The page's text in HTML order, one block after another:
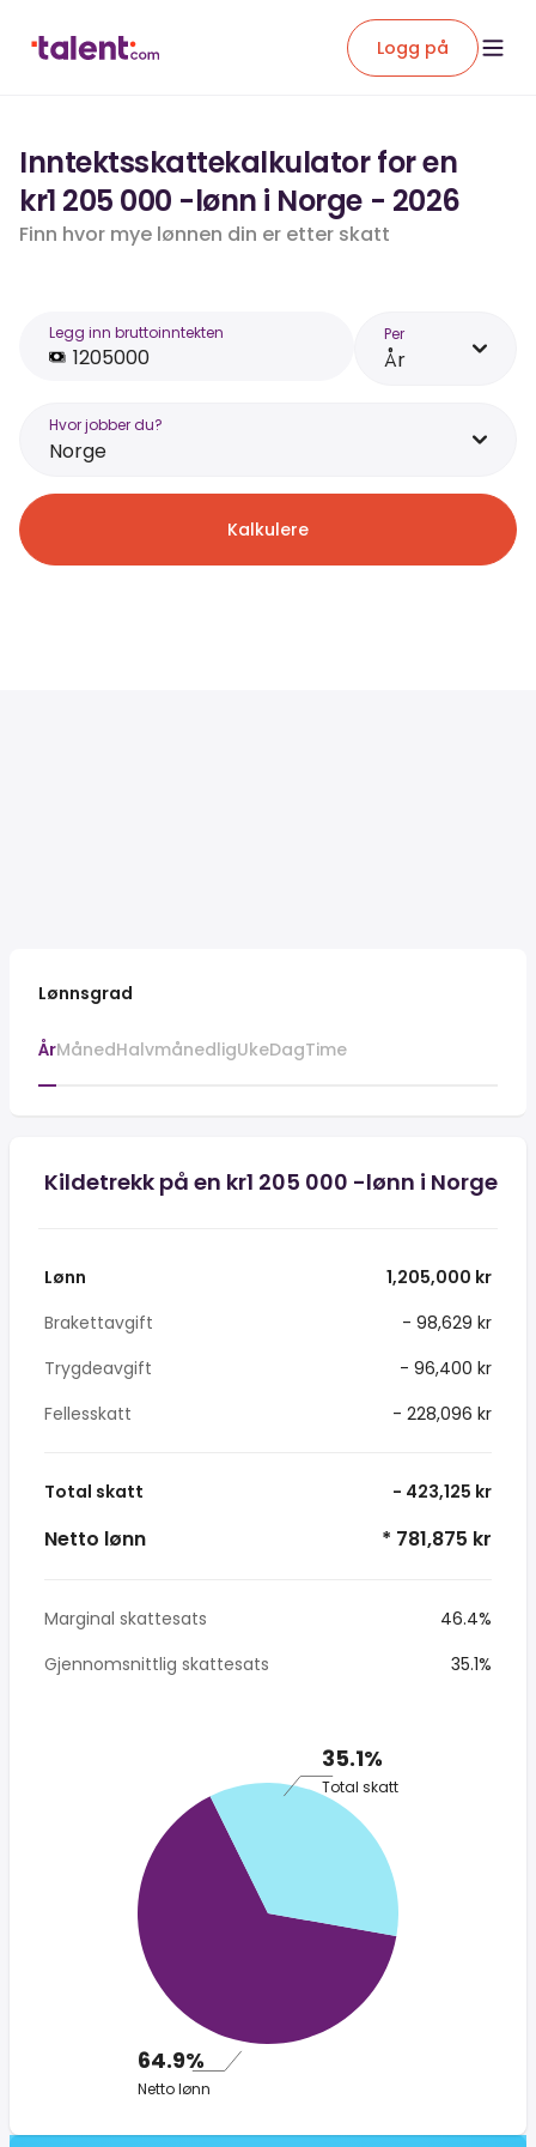
Logg på
Inntektsskattekalkulator for en
kr1 205 000 -lønn i Norge - 2026
Finn hvor mye lønnen din er etter skatt
Legg inn bruttoinntekten Per
År
Hvor jobber du?
Norge
Kalkulere
Lønnsgrad
ÅrMånedHalvmånedligUkeDagTime
Kildetrekk på en kr1 205 000 -lønn i Norge
Lønn
1,205,000 kr
Brakettavgift
- 98,629 kr
Trygdeavgift
- 96,400 kr
Fellesskatt
- 228,096 kr
Total skatt - 423,125 kr
Netto lønn * 781,875 kr
Marginal skattesats
46.4%
Gjennomsnittlig skattesats
35.1%
35.1%
Total skatt
64.9%
Netto lønn